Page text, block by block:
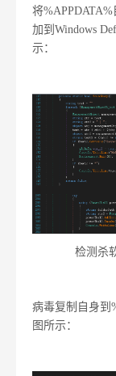
将
加到Windows
示：
检测杀
病毒复制自身到
图所示：